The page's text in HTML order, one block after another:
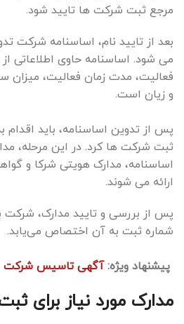
مرجع ثبت شرکت ها تایید شود.
بعد از تایید نام، اساسنامه شرکت
می شود. اساسنامه حاوی اطلاعاتی
فعالیت، مدت زمان فعالیت، میزان
و زیان است.
پس از تدوین اساسنامه، باید
ثبت شرکت ها کرد. در این مرحله،
اساسنامه، مدارک هویتی شرکا و
ارائه می شوند.
پس از بررسی و تایید مدارک،
شماره ثبت به آن اختصاص می‌یابد.
پیشنهاد ویژه:آگهی تاسیس شرکت
مدارک مورد نیاز برای